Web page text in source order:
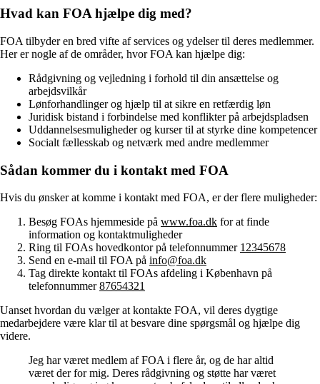
Hvad kan FOA hjælpe dig med?
FOA tilbyder en bred vifte af services og ydelser til deres medlemmer.
Her er nogle af de områder, hvor FOA kan hjælpe dig:
Rådgivning og vejledning i forhold til din ansættelse og
arbejdsvilkår
Lønforhandlinger og hjælp til at sikre en retfærdig løn
Juridisk bistand i forbindelse med konflikter på arbejdspladsen
Uddannelsesmuligheder og kurser til at styrke dine kompetencer
Socialt fællesskab og netværk med andre medlemmer
Sådan kommer du i kontakt med FOA
Hvis du ønsker at komme i kontakt med FOA, er der flere muligheder:
Besøg FOAs hjemmeside på www.foa.dk for at finde
information og kontaktmuligheder
Ring til FOAs hovedkontor på telefonnummer 12345678
Send en e-mail til FOA på info@foa.dk
Tag direkte kontakt til FOAs afdeling i København på
telefonnummer87654321
Uanset hvordan du vælger at kontakte FOA, vil deres dygtige
medarbejdere være klar til at besvare dine spørgsmål og hjælpe dig
videre.
Jeg har været medlem af FOA i flere år, og de har altid
været der for mig. Deres rådgivning og støtte har været